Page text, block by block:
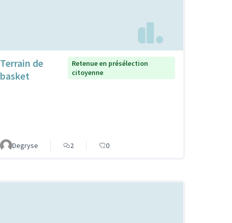
Terrain de
basket
Retenue en présélection
citoyenne
Degryse 2 0